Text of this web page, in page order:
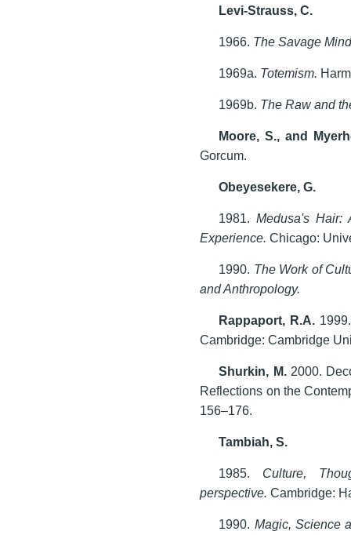
Levi-Strauss, C.
1966. The Savage
1969а. Totemism.
1969b. The Raw and
Moore, S., and
Gorcum.
Obeyesekere, G.
1981.Medusa's Hair:
Experience.Chicago:
1990. The Work of
and Anthropology.
Rappaport, R.A.
Cambridge: Cambridge
Shurkin, M.2000.
Reflections on the
156–176.
Tambiah, S.
1985. Culture,
perspective.Cambridge:
1990. Magic, Science